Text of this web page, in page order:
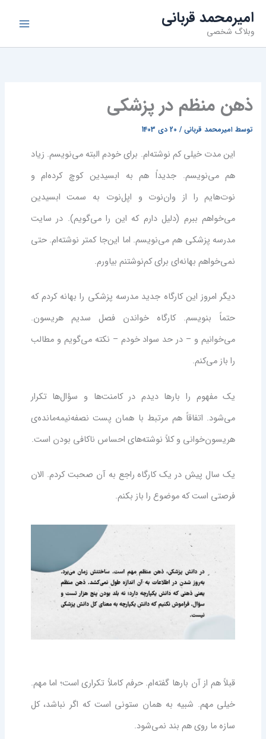
رفتنامیرمحمد قربانی
وبلاگ شخصی
ذهن منظم در پزشکی
توسط امیرمحمد قربانی/ 20 دی 1403
این مدت خیلی کم نوشته‌ام. برای خودم البته می‌نویسم. زیاد
هم می‌نویسم. جدیداً هم به ابسیدین کوچ کرده‌ام و
نوت‌هایم را از وان‌نوت و اپل‌نوت به سمت ابسیدین
می‌خواهم ببرم (دلیل دارم که این را می‌گویم). در سایت
مدرسه پزشکی هم می‌نویسم. اما این‌جا کمتر نوشته‌ام. حتی
نمی‌خواهم بهانه‌ای برای کم‌نوشتنم بیاورم.
دیگر امروز این کارگاه جدید مدرسه پزشکی را بهانه کردم که
حتماً بنویسم. کارگاه خواندن فصل سدیم هریسون.
می‌خوانیم و – در حد سواد خودم – نکته می‌گویم و مطالب
را باز می‌کنم.
یک مفهوم را بارها دیدم در کامنت‌ها و سؤال‌ها تکرار
می‌شود. اتفاقاً هم مرتبط با همان پست نصفه‌نیمه‌مانده‌ی
هریسون‌خوانی و کلاً نوشته‌های احساس ناکافی بودن است.
یک سال پیش در یک کارگاه راجع به آن صحبت کردم. الان
فرصتی است که موضوع را باز بکنم.
قبلاً هم از آن بارها گفته‌ام. حرفم کاملاً تکراری است؛ اما مهم.
خیلی مهم. شبیه به همان ستونی است که اگر نباشد، کل
سازه ما روی هم بند نمی‌شود.